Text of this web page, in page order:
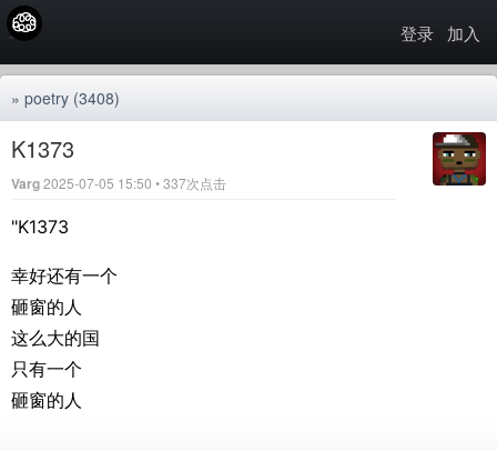
登录 加入
» poetry (3408)
K1373
Varg2025-07-05 15:50 • 337次点击
"K1373
幸好还有一个
砸窗的人
这么大的国
只有一个
砸窗的人